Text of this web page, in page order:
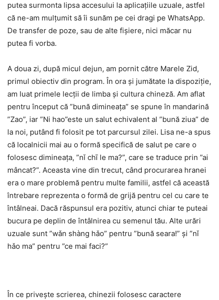
putea surmonta lipsa accesului la aplicațiile uzuale, astfel
că ne-am mulțumit să îi sunăm pe cei dragi pe WhatsApp.
De transfer de poze, sau de alte fișiere, nici măcar nu
putea fi vorba.
A doua zi, după micul dejun, am pornit către Marele Zid,
primul obiectiv din program. În ora și jumătate la dispoziție,
am luat primele lecții de limba și cultura chineză. Am aflat
pentru început că ”bună dimineața” se spune în mandarină
”Zao”, iar ”Ni hao”este un salut echivalent al ”bună ziua” de
la noi, putând fi folosit pe tot parcursul zilei. Lisa ne-a spus
că localnicii mai au o formă specifică de salut pe care o
folosesc dimineața, ”nǐ chī le ma?”, care se traduce prin ”ai
mâncat?”. Aceasta vine din trecut, când procurarea hranei
era o mare problemă pentru multe familii, astfel că această
întrebare reprezenta o formă de grijă pentru cel cu care te
întâlneai. Dacă răspunsul era pozitiv, atunci chiar te puteai
bucura pe deplin de întâlnirea cu semenul tău. Alte urări
uzuale sunt ”wǎn shàng hǎo” pentru ”bună seara!” și ”nǐ
hǎo ma” pentru ”ce mai faci?”
În ce privește scrierea, chinezii folosesc caractere